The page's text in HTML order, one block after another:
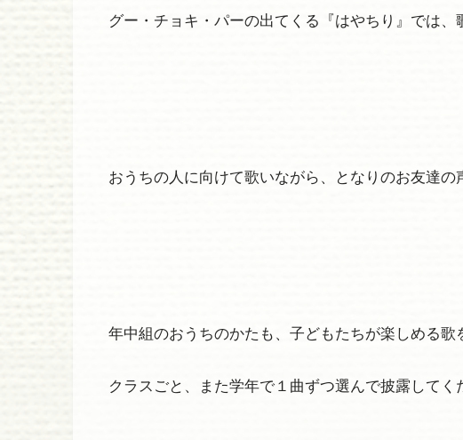
グー・チョキ・パーの出てくる『はやちり』では、
おうちの人に向けて歌いながら、となりのお友達の
年中組のおうちのかたも、子どもたちが楽しめる歌
クラスごと、また学年で１曲ずつ選んで披露してく